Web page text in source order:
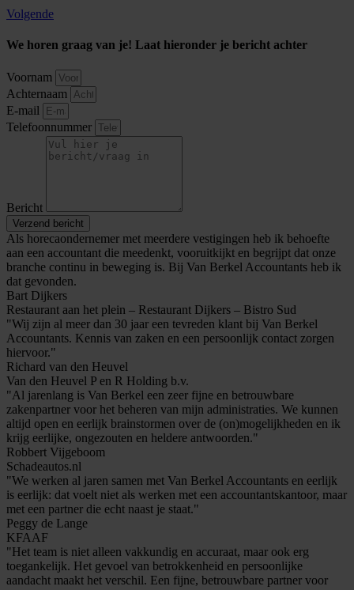
Volgende
We horen graag van je! Laat hieronder je bericht achter
Voornam
Achternaam
E-mail
Telefoonnummer
Bericht
Verzend bericht
Als horecaondernemer met meerdere vestigingen heb ik behoefte
aan een accountant die meedenkt, vooruitkijkt en begrijpt dat onze
branche continu in beweging is. Bij Van Berkel Accountants heb ik
dat gevonden.
Bart Dijkers
Restaurant aan het plein – Restaurant Dijkers – Bistro Sud
"Wij zijn al meer dan 30 jaar een tevreden klant bij Van Berkel
Accountants. Kennis van zaken en een persoonlijk contact zorgen
hiervoor."
Richard van den Heuvel
Van den Heuvel P en R Holding b.v.
"Al jarenlang is Van Berkel een zeer fijne en betrouwbare
zakenpartner voor het beheren van mijn administraties. We kunnen
altijd open en eerlijk brainstormen over de (on)mogelijkheden en ik
krijg eerlijke, ongezouten en heldere antwoorden."
Robbert Vijgeboom
Schadeautos.nl
"We werken al jaren samen met Van Berkel Accountants en eerlijk
is eerlijk: dat voelt niet als werken met een accountantskantoor, maar
met een partner die echt naast je staat."
Peggy de Lange
KFAAF
"Het team is niet alleen vakkundig en accuraat, maar ook erg
toegankelijk. Het gevoel van betrokkenheid en persoonlijke
aandacht maakt het verschil. Een fijne, betrouwbare partner voor